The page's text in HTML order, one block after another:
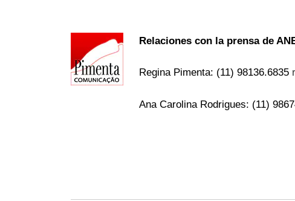
Relaciones con la prensa de
Regina Pimenta: (11) 98136.6835
Ana Carolina Rodrigues: (11)